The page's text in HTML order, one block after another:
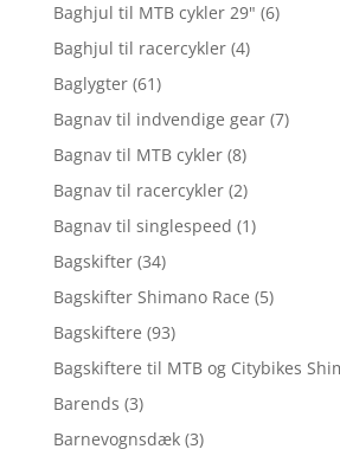
Baghjul til MTB cykler 29" (6)
Baghjul til racercykler (4)
Baglygter (61)
Bagnav til indvendige gear (7)
Bagnav til MTB cykler (8)
Bagnav til racercykler (2)
Bagnav til singlespeed (1)
Bagskifter (34)
Bagskifter Shimano Race (5)
Bagskiftere (93)
Bagskiftere til MTB og Citybikes
Barends (3)
Barnevognsdæk (3)